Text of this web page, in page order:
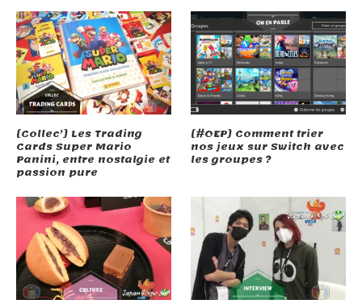
[Collec’] Les Trading
Cards Super Mario
Panini, entre nostalgie et
passion pure
[#OEP] Comment trier
nos jeux sur Switch avec
les groupes ?